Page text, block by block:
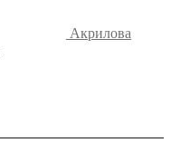
Акрилова